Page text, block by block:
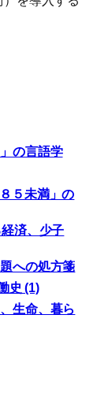
の言語学
５未満」の
済、少子
への処方箋
史 (1)
生命、暮ら